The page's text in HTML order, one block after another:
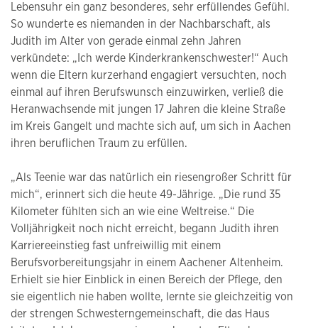
Lebensuhr ein ganz besonderes, sehr erfüllendes Gefühl.
So wunderte es niemanden in der Nachbarschaft, als
Judith im Alter von gerade einmal zehn Jahren
verkündete: „Ich werde Kinderkrankenschwester!“ Auch
wenn die Eltern kurzerhand engagiert versuchten, noch
einmal auf ihren Berufswunsch einzuwirken, verließ die
Heranwachsende mit jungen 17 Jahren die kleine Straße
im Kreis Gangelt und machte sich auf, um sich in Aachen
ihren beruflichen Traum zu erfüllen.
„Als Teenie war das natürlich ein riesengroßer Schritt für
mich“, erinnert sich die heute 49-Jährige. „Die rund 35
Kilometer fühlten sich an wie eine Weltreise.“ Die
Volljährigkeit noch nicht erreicht, begann Judith ihren
Karriereeinstieg fast unfreiwillig mit einem
Berufsvorbereitungsjahr in einem Aachener Altenheim.
Erhielt sie hier Einblick in einen Bereich der Pflege, den
sie eigentlich nie haben wollte, lernte sie gleichzeitig von
der strengen Schwesterngemeinschaft, die das Haus